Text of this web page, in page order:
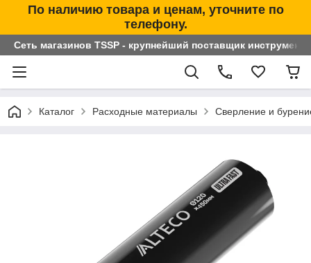
По наличию товара и ценам, уточните по
телефону.
Сеть магазинов TSSP - крупнейший поставщик
Каталог Расходные материалы Сверление и